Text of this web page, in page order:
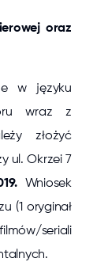
oraz
w języku
wraz z
złożyć
ul. Okrzei 7
Wniosek
(1 oryginał
seriali